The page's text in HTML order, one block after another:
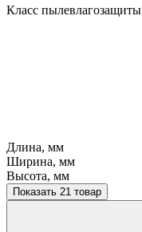
Класс пылевлагозащиты
Длина, мм
Ширина, мм
Высота, мм
Показать 21 товар